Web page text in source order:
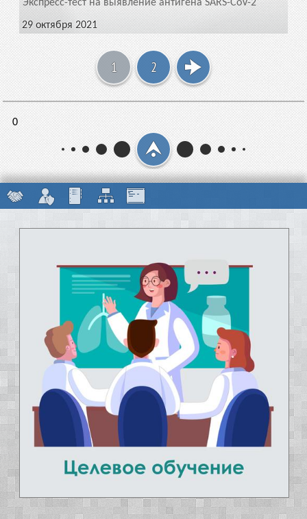
29 октября 2021
Экспресс-тест на выявление антигена SARS-CoV-2
1 2
0